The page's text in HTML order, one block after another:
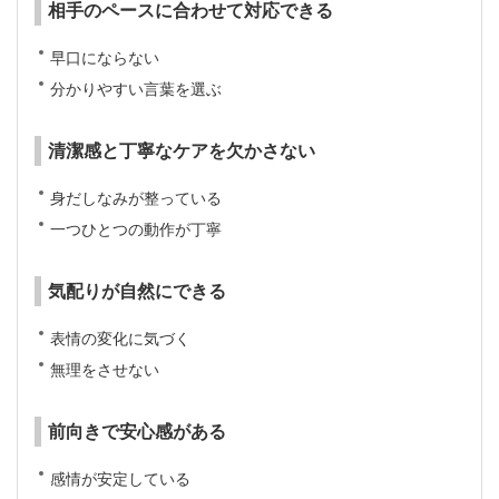
相手のペースに合わせて対応できる
早口にならない
分かりやすい言葉を選ぶ
清潔感と丁寧なケアを欠かさない
身だしなみが整っている
一つひとつの動作が丁寧
気配りが自然にできる
表情の変化に気づく
無理をさせない
前向きで安心感がある
感情が安定している